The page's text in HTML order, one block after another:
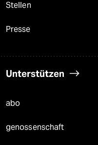
Stellen
Presse
Unterstützen
abo
genossenschaft